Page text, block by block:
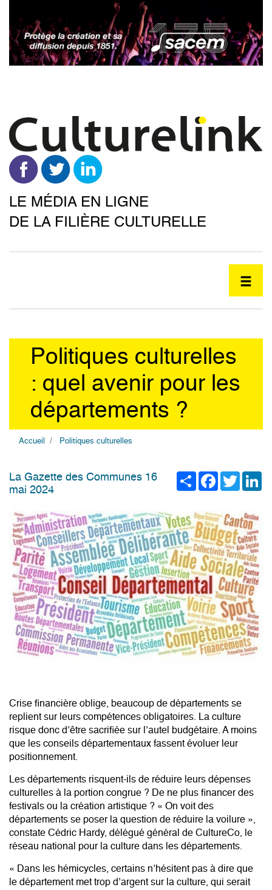
contenu
principal
LE MÉDIA EN LIGNE
DE LA FILIÈRE CULTURELLE
Politiques culturelles
: quel avenir pour les
départements ?
Accueil Politiques culturelles
ShareFacebook
Twitter
La Gazette des Communes 16
mai 2024
Crise financière oblige, beaucoup de départements se
replient sur leurs compétences obligatoires. La culture
risque donc d’être sacrifiée sur l’autel budgétaire. A moins
que les conseils départementaux fassent évoluer leur
positionnement.
Les départements risquent-ils de réduire leurs dépenses
culturelles à la portion congrue ? De ne plus financer des
festivals ou la création artistique ? « On voit des
départements se poser la question de réduire la voilure »,
constate Cédric Hardy, délégué général de CultureCo, le
réseau national pour la culture dans les départements.
« Dans les hémicycles, certains n’hésitent pas à dire que
le département met trop d’argent sur la culture, qui serait